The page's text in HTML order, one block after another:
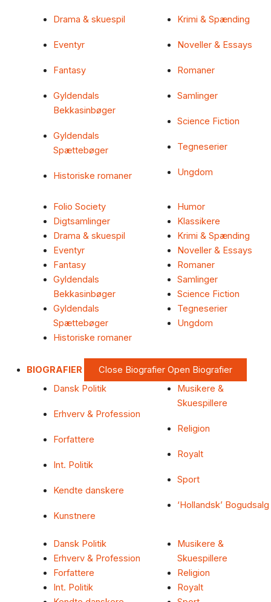
Drama & skuespil
Eventyr
Fantasy
Gyldendals
Bekkasinbøger
Gyldendals
Spættebøger
Historiske romaner
Krimi & Spænding
Noveller & Essays
Romaner
Samlinger
Science Fiction
Tegneserier
Ungdom
Folio Society
Digtsamlinger
Drama & skuespil
Eventyr
Fantasy
Gyldendals
Bekkasinbøger
Gyldendals
Spættebøger
Historiske romaner
Humor
Klassikere
Krimi & Spænding
Noveller & Essays
Romaner
Samlinger
Science Fiction
Tegneserier
Ungdom
BIOGRAFIER Close Biografier Open Biografier
Dansk Politik
Erhverv & Profession
Forfattere
Int. Politik
Kendte danskere
Kunstnere
Musikere &
Skuespillere
Religion
Royalt
Sport
‘Hollandsk’ Bogudsalg
Dansk Politik
Erhverv & Profession
Forfattere
Int. Politik
Musikere &
Skuespillere
Religion
Royalt